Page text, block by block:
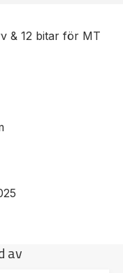
& 12 bitar för MT
av